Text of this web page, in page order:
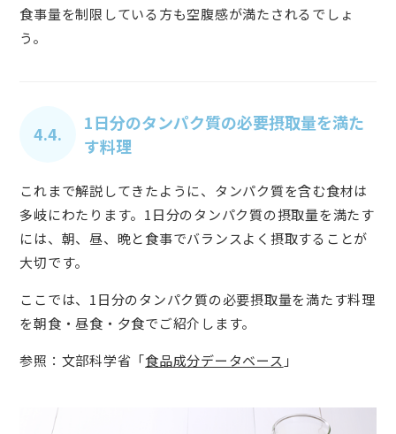
食事量を制限している方も空腹感が満たされるでしょ
う。
4.4.
1日分のタンパク質の必要摂取量を満た
す料理
これまで解説してきたように、タンパク質を含む食材は
多岐にわたります。1日分のタンパク質の摂取量を満たす
には、朝、昼、晩と食事でバランスよく摂取することが
大切です。
ここでは、1日分のタンパク質の必要摂取量を満たす料理
を朝食・昼食・夕食でご紹介します。
参照：文部科学省「食品成分データベース 」